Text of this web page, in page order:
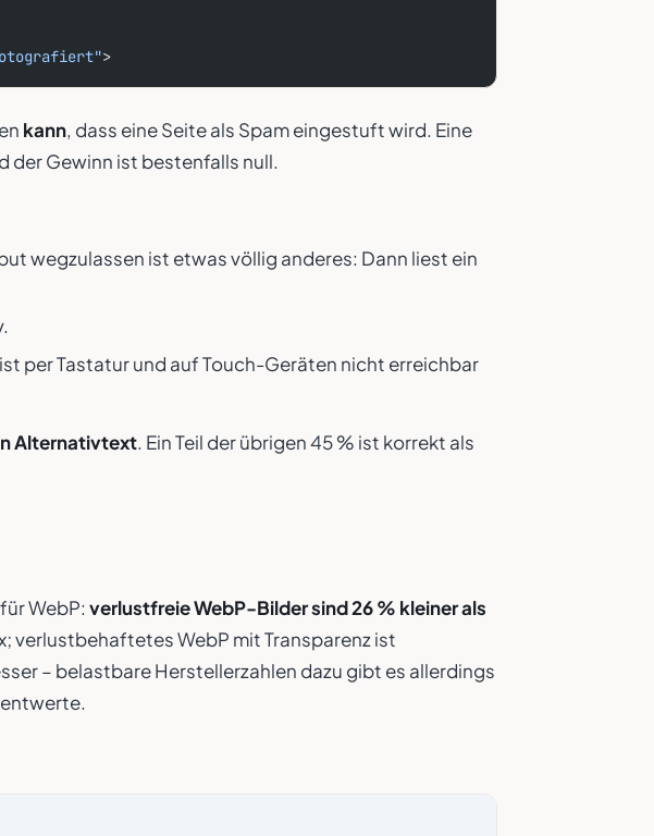
>
kann, dass eine Seite als Spam eingestuft wird. Eine
der Gewinn ist bestenfalls null.
wegzulassen ist etwas völlig anderes: Dann liest ein
per Tastatur und auf Touch-Geräten nicht erreichbar
Alternativtext. Ein Teil der übrigen 45 % ist korrekt als
WebP:verlustfreie WebP-Bilder sind 26 % kleiner als
verlustbehaftetes WebP mit Transparenz ist
– belastbare Herstellerzahlen dazu gibt es allerdings